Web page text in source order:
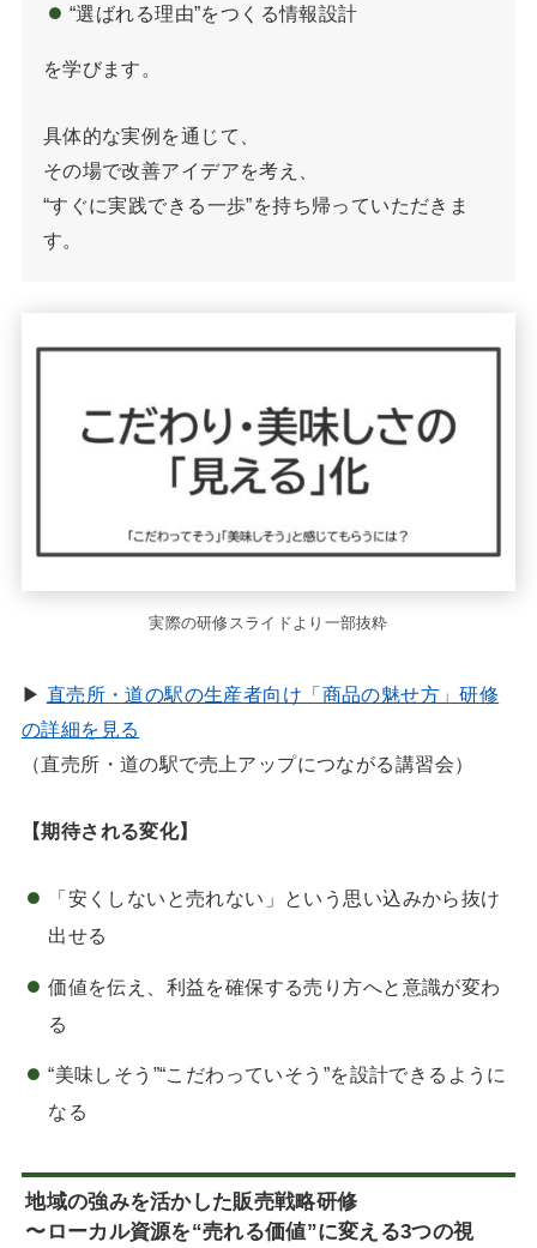
“選ばれる理由”をつくる情報設計
を学びます。
具体的な実例を通じて、
その場で改善アイデアを考え、
“すぐに実践できる一歩”を持ち帰っていただきま
す。
実際の研修スライドより一部抜粋
▶ 直売所・道の駅の生産者向け「商品の魅せ方」研修
の詳細を見る
（直売所・道の駅で売上アップにつながる講習会）
【期待される変化】
「安くしないと売れない」という思い込みから抜け
出せる
価値を伝え、利益を確保する売り方へと意識が変わ
る
“美味しそう”“こだわっていそう”を設計できるように
なる
地域の強みを活かした販売戦略研修
〜ローカル資源を“売れる価値”に変える3つの視